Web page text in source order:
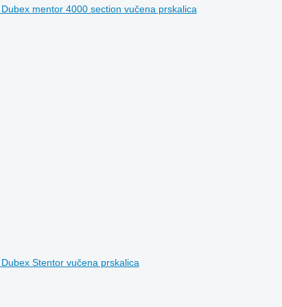
Dubex mentor 4000 section vučena prskalica
Dubex Stentor vučena prskalica